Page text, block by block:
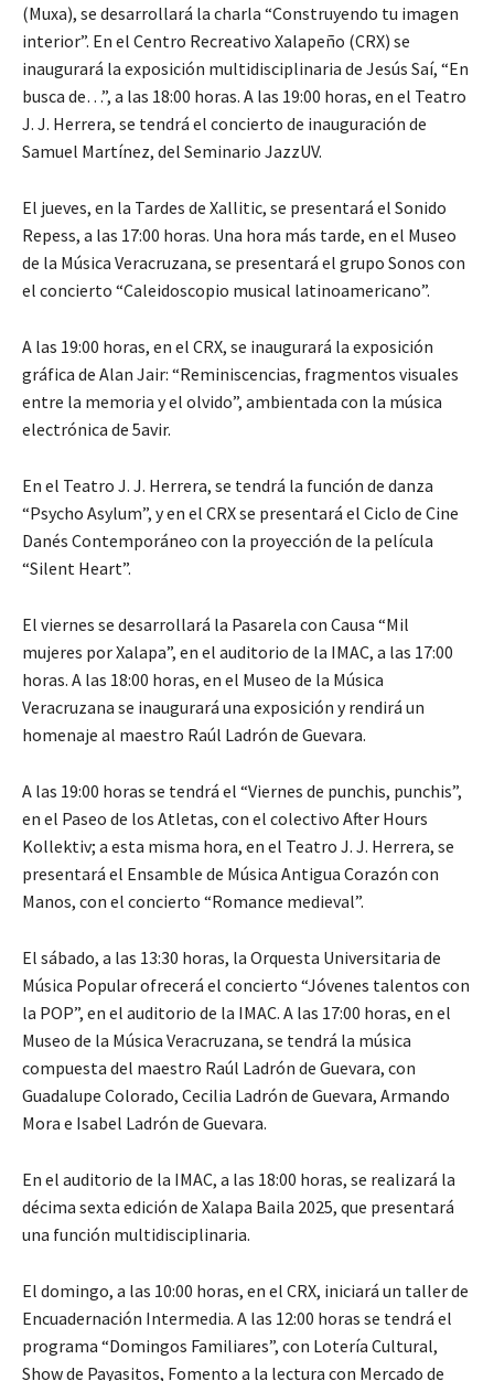
(Muxa), se desarrollará la charla “Construyendo tu imagen
interior”. En el Centro Recreativo Xalapeño (CRX) se
inaugurará la exposición multidisciplinaria de Jesús Saí, “En
busca de…”, a las 18:00 horas. A las 19:00 horas, en el Teatro
J. J. Herrera, se tendrá el concierto de inauguración de
Samuel Martínez, del Seminario JazzUV.
El jueves, en la Tardes de Xallitic, se presentará el Sonido
Repess, a las 17:00 horas. Una hora más tarde, en el Museo
de la Música Veracruzana, se presentará el grupo Sonos con
el concierto “Caleidoscopio musical latinoamericano”.
A las 19:00 horas, en el CRX, se inaugurará la exposición
gráfica de Alan Jair: “Reminiscencias, fragmentos visuales
entre la memoria y el olvido”, ambientada con la música
electrónica de 5avir.
En el Teatro J. J. Herrera, se tendrá la función de danza
“Psycho Asylum”, y en el CRX se presentará el Ciclo de Cine
Danés Contemporáneo con la proyección de la película
“Silent Heart”.
El viernes se desarrollará la Pasarela con Causa “Mil
mujeres por Xalapa”, en el auditorio de la IMAC, a las 17:00
horas. A las 18:00 horas, en el Museo de la Música
Veracruzana se inaugurará una exposición y rendirá un
homenaje al maestro Raúl Ladrón de Guevara.
A las 19:00 horas se tendrá el “Viernes de punchis, punchis”,
en el Paseo de los Atletas, con el colectivo After Hours
Kollektiv; a esta misma hora, en el Teatro J. J. Herrera, se
presentará el Ensamble de Música Antigua Corazón con
Manos, con el concierto “Romance medieval”.
El sábado, a las 13:30 horas, la Orquesta Universitaria de
Música Popular ofrecerá el concierto “Jóvenes talentos con
la POP”, en el auditorio de la IMAC. A las 17:00 horas, en el
Museo de la Música Veracruzana, se tendrá la música
compuesta del maestro Raúl Ladrón de Guevara, con
Guadalupe Colorado, Cecilia Ladrón de Guevara, Armando
Mora e Isabel Ladrón de Guevara.
En el auditorio de la IMAC, a las 18:00 horas, se realizará la
décima sexta edición de Xalapa Baila 2025, que presentará
una función multidisciplinaria.
El domingo, a las 10:00 horas, en el CRX, iniciará un taller de
Encuadernación Intermedia. A las 12:00 horas se tendrá el
programa “Domingos Familiares”, con Lotería Cultural,
Show de Payasitos, Fomento a la lectura con Mercado de